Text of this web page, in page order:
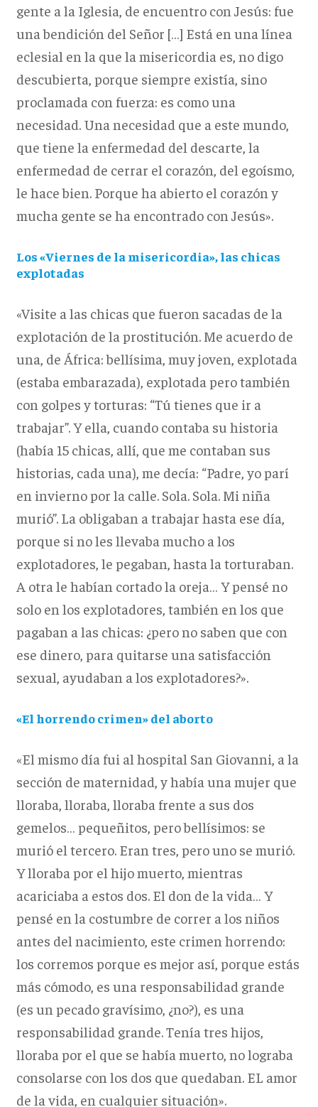
gente a la Iglesia, de encuentro con Jesús: fue
una bendición del Señor […] Está en una línea
eclesial en la que la misericordia es, no digo
descubierta, porque siempre existía, sino
proclamada con fuerza: es como una
necesidad. Una necesidad que a este mundo,
que tiene la enfermedad del descarte, la
enfermedad de cerrar el corazón, del egoísmo,
le hace bien. Porque ha abierto el corazón y
mucha gente se ha encontrado con Jesús».
Los «Viernes de la misericordia», las chicas
explotadas
«Visite a las chicas que fueron sacadas de la
explotación de la prostitución. Me acuerdo de
una, de África: bellísima, muy joven, explotada
(estaba embarazada), explotada pero también
con golpes y torturas: “Tú tienes que ir a
trabajar”. Y ella, cuando contaba su historia
(había 15 chicas, allí, que me contaban sus
historias, cada una), me decía: “Padre, yo parí
en invierno por la calle. Sola. Sola. Mi niña
murió”. La obligaban a trabajar hasta ese día,
porque si no les llevaba mucho a los
explotadores, le pegaban, hasta la torturaban.
A otra le habían cortado la oreja… Y pensé no
solo en los explotadores, también en los que
pagaban a las chicas: ¿pero no saben que con
ese dinero, para quitarse una satisfacción
sexual, ayudaban a los explotadores?».
«El horrendo crimen» del aborto
«El mismo día fui al hospital San Giovanni, a la
sección de maternidad, y había una mujer que
lloraba, lloraba, lloraba frente a sus dos
gemelos… pequeñitos, pero bellísimos: se
murió el tercero. Eran tres, pero uno se murió.
Y lloraba por el hijo muerto, mientras
acariciaba a estos dos. El don de la vida… Y
pensé en la costumbre de correr a los niños
antes del nacimiento, este crimen horrendo:
los corremos porque es mejor así, porque estás
más cómodo, es una responsabilidad grande
(es un pecado gravísimo, ¿no?), es una
responsabilidad grande. Tenía tres hijos,
lloraba por el que se había muerto, no lograba
consolarse con los dos que quedaban. EL amor
de la vida, en cualquier situación».